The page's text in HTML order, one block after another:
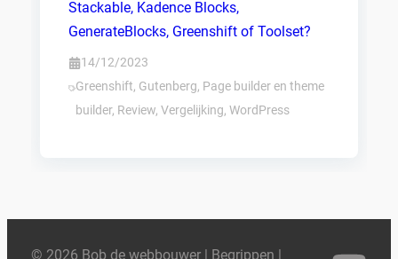
Stackable, Kadence Blocks,
GenerateBlocks, Greenshift of Toolset?
14/12/2023
Greenshift, Gutenberg, Page builder en theme
builder, Review, Vergelijking, WordPress
© 2026 Bob de webbouwer | Begrippen